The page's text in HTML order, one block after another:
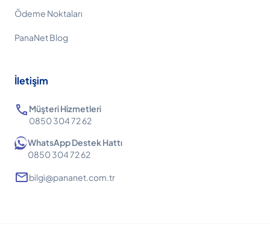
Ödeme Noktaları
PanaNet Blog
İletişim
call Müşteri Hizmetleri
0850 304 72 62
WhatsApp Destek Hattı
0850 304 72 62
mailbilgi@pananet.com.tr